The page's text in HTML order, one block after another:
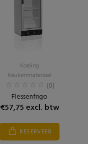
Koeling
Keukenmateriaal
(0)
Flessenfrigo
€57,75 excl. btw
RESERVEER